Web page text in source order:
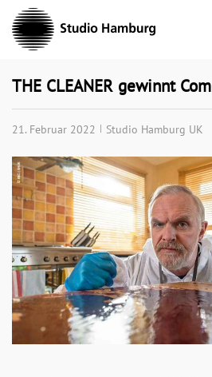
Skip
content
THE CLEANER gewinnt
21. Februar 2022 Studio Hamburg UK